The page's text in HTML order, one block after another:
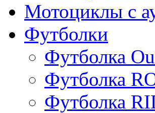
Мотоциклы с
Футболки
Футболка
Футболка
Футболка